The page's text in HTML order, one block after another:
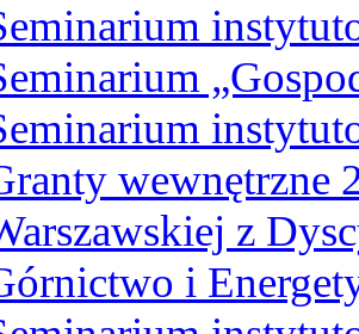
wewnętrzne
z
i